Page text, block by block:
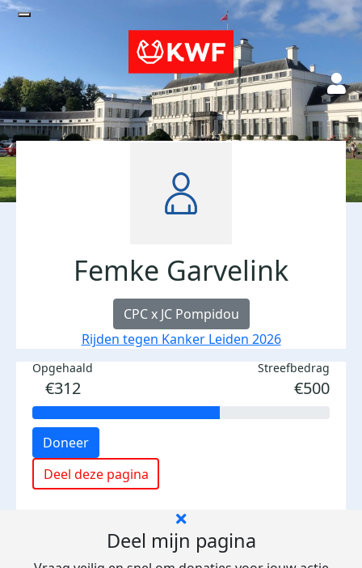
Femke Garvelink
CPC x JC Pompidou
Rijden tegen Kanker Leiden 2026
Opgehaald
€312
Streefbedrag
€500
Doneer
Deel deze pagina
Deel mijn pagina